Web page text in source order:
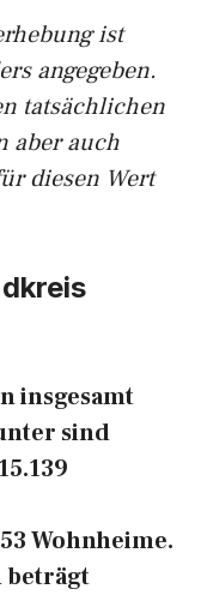
ist
angegeben.
tatsächlichen
aber auch
diesen Wert
insgesamt
sind
Wohnheime.
beträgt